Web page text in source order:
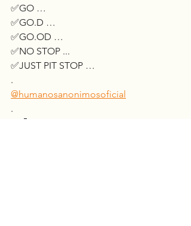
✅GO …
✅GO.D …
✅GO.OD …
✅NO STOP ...
✅JUST PIT STOP …
.
@humanosanonimosoficial
.
🤍😀⚖️